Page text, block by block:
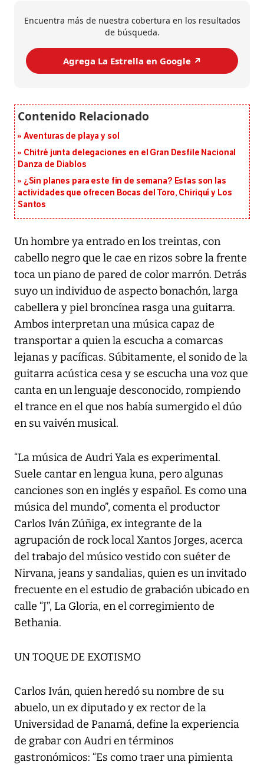
Encuentra más de nuestra cobertura en los resultados
de búsqueda.
Agrega La Estrella en Google ↗️
Aventuras de playa y sol
Chitré junta delegaciones en el Gran Desfile Nacional
Danza de Diablos
¿Sin planes para este fin de semana? Estas son las
actividades que ofrecen Bocas del Toro, Chiriquí y Los
Santos
Un hombre ya entrado en los treintas, con
cabello negro que le cae en rizos sobre la frente
toca un piano de pared de color marrón. Detrás
suyo un individuo de aspecto bonachón, larga
cabellera y piel broncínea rasga una guitarra.
Ambos interpretan una música capaz de
transportar a quien la escucha a comarcas
lejanas y pacíficas. Súbitamente, el sonido de la
guitarra acústica cesa y se escucha una voz que
canta en un lenguaje desconocido, rompiendo
el trance en el que nos había sumergido el dúo
en su vaivén musical.
“La música de Audri Yala es experimental.
Suele cantar en lengua kuna, pero algunas
canciones son en inglés y español. Es como una
música del mundo”, comenta el productor
Carlos Iván Zúñiga, ex integrante de la
agrupación de rock local Xantos Jorges, acerca
del trabajo del músico vestido con suéter de
Nirvana, jeans y sandalias, quien es un invitado
frecuente en el estudio de grabación ubicado en
calle “J”, La Gloria, en el corregimiento de
Bethania.
UN TOQUE DE EXOTISMO
Carlos Iván, quien heredó su nombre de su
abuelo, un ex diputado y ex rector de la
Universidad de Panamá, define la experiencia
de grabar con Audri en términos
gastronómicos: “Es como traer una pimienta